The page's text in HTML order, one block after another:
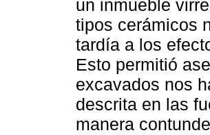
un inmueble
tipos cerámicos
tardía a los
Esto permitió
excavados nos
descrita en las
manera